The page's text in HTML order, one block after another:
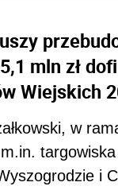
mln zł
Wiejskich
w
i